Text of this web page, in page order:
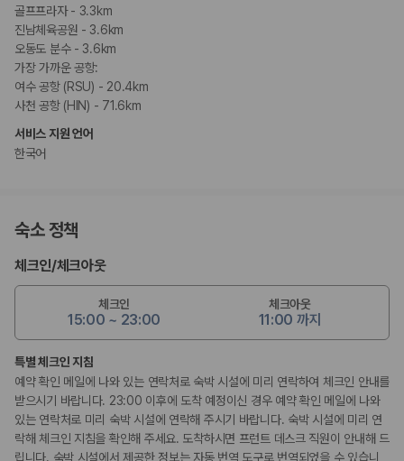
골프프라자 - 3.3km
진남체육공원 - 3.6km
오동도 분수 - 3.6km
가장 가까운 공항:
여수 공항 (RSU) - 20.4km
사천 공항 (HIN) - 71.6km
서비스 지원 언어
한국어
숙소 정책
체크인/체크아웃
체크인
15:00 ~ 23:00
체크아웃
11:00 까지
특별 체크인 지침
예약 확인 메일에 나와 있는 연락처로 숙박 시설에 미리 연락하여 체크인 안내를
받으시기 바랍니다. 23:00 이후에 도착 예정이신 경우 예약 확인 메일에 나와
있는 연락처로 미리 숙박 시설에 연락해 주시기 바랍니다. 숙박 시설에 미리 연
락해 체크인 지침을 확인해 주세요. 도착하시면 프런트 데스크 직원이 안내해 드
립니다. 숙박 시설에서 제공한 정보는 자동 번역 도구로 번역되었을 수 있습니